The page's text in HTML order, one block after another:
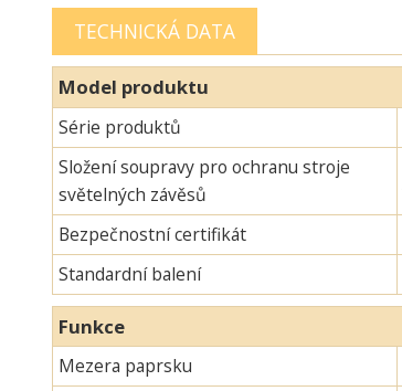
TECHNICKÁ DATA
Model produktu
Série produktů
Složení soupravy pro ochranu stroje
světelných závěsů
Bezpečnostní certifikát
Standardní balení
Funkce
Mezera paprsku